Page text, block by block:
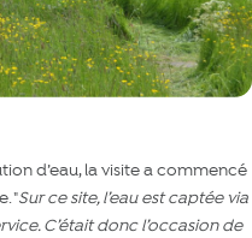
d’eau, la visite a commencé
"Sur ce site, l’eau est captée via
C’était donc l’occasion de